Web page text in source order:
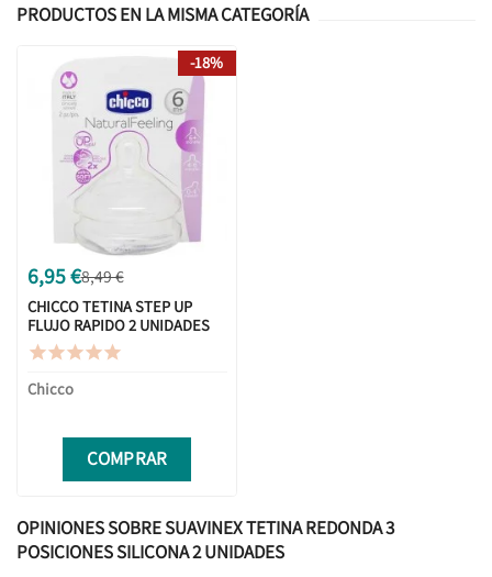
PRODUCTOS EN LA MISMA CATEGORÍA
6,95 €8,49 €
CHICCO TETINA STEP UP
FLUJO RAPIDO 2 UNIDADES

Chicco
COMPRAR
-18%
OPINIONES SOBRE SUAVINEX TETINA REDONDA 3
POSICIONES SILICONA 2 UNIDADES